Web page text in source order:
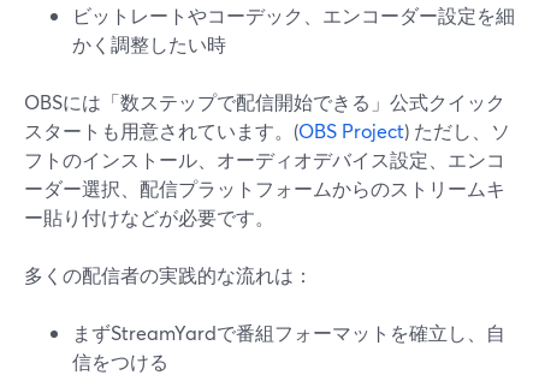
ビットレートやコーデック、エンコーダー設定を細
かく調整したい時
OBSには「数ステップで配信開始できる」公式クイック
スタートも用意されています。(OBS Project) ただし、ソ
フトのインストール、オーディオデバイス設定、エンコ
ーダー選択、配信プラットフォームからのストリームキ
ー貼り付けなどが必要です。
多くの配信者の実践的な流れは：
まずStreamYardで番組フォーマットを確立し、自
信をつける